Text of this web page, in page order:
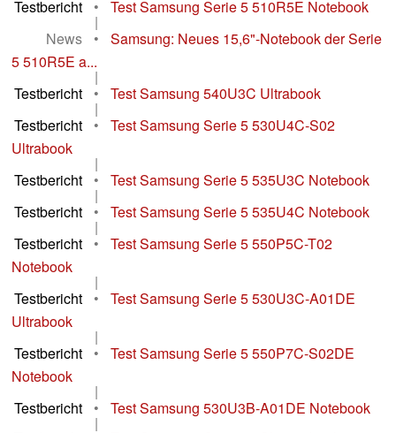
Testbericht
• Test Samsung Serie 5 510R5E Notebook
|
News
•
Samsung: Neues 15,6"-Notebook der Serie
5 510R5E a...
|
Testbericht
• Test Samsung 540U3C Ultrabook
|
Testbericht
•
Test Samsung Serie 5 530U4C-S02
Ultrabook
|
Testbericht
• Test Samsung Serie 5 535U3C Notebook
|
Testbericht
• Test Samsung Serie 5 535U4C Notebook
|
Testbericht
•
Test Samsung Serie 5 550P5C-T02
Notebook
|
Testbericht
•
Test Samsung Serie 5 530U3C-A01DE
Ultrabook
|
Testbericht
•
Test Samsung Serie 5 550P7C-S02DE
Notebook
|
Testbericht
• Test Samsung 530U3B-A01DE Notebook
|